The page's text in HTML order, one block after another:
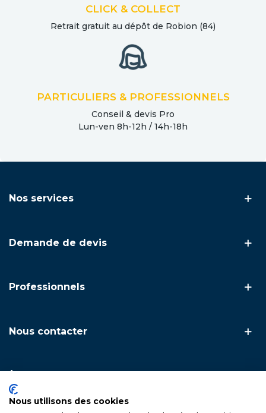
CLICK & COLLECT
Retrait gratuit au dépôt de Robion (84)
PARTICULIERS & PROFESSIONNELS
Conseil & devis Pro
Lun-ven 8h-12h / 14h-18h
Nos services
Demande de devis
Professionnels
Nous contacter
Nous utilisons des cookies